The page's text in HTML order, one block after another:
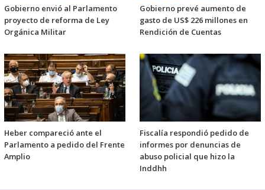
Gobierno envió al Parlamento
proyecto de reforma de Ley
Orgánica Militar
Gobierno prevé aumento de
gasto de US$ 226 millones en
Rendición de Cuentas
Heber compareció ante el
Parlamento a pedido del Frente
Amplio
Fiscalía respondió pedido de
informes por denuncias de
abuso policial que hizo la
Inddhh